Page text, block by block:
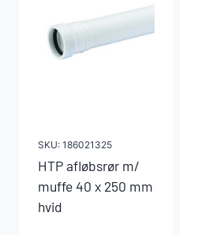
grå
antal
SKU: 186021325
HTP afløbsrør m/
muffe 40 x 250 mm
hvid